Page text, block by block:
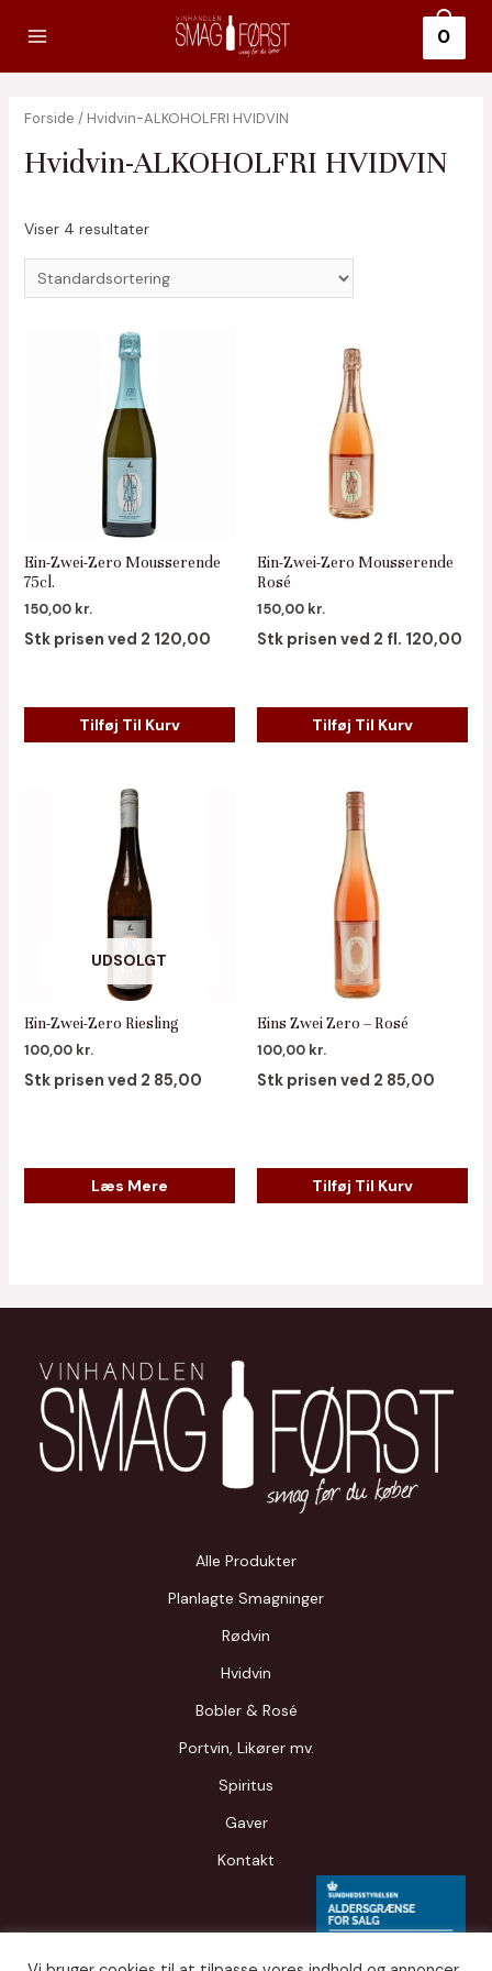
indholdet
0
Forside / Hvidvin-ALKOHOLFRI HVIDVIN
Hvidvin-ALKOHOLFRI HVIDVIN
Viser 4 resultater
Ein-Zwei-Zero Mousserende
75cl.
150,00 kr.
Stk prisen ved 2 120,00
Tilføj Til Kurv
Ein-Zwei-Zero Mousserende
Rosé
150,00 kr.
Stk prisen ved 2 fl. 120,00
Tilføj Til Kurv
UDSOLGT
Ein-Zwei-Zero Riesling
100,00 kr.
Stk prisen ved 2 85,00
Læs Mere
Eins Zwei Zero – Rosé
100,00 kr.
Stk prisen ved 2 85,00
Tilføj Til Kurv
Alle Produkter
Planlagte Smagninger
Rødvin
Hvidvin
Bobler & Rosé
Portvin, Likører mv.
Spiritus
Gaver
Kontakt